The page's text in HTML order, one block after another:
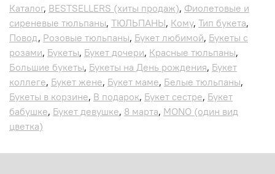
Каталог, BESTSELLERS (хиты продаж), Фиолетовые и
сиреневые тюльпаны, ТЮЛЬПАНЫ, Кому, Тип букета,
Повод, Розовые тюльпаны, Букет любимой, Букеты с
розами, Букеты, Букет дочери, Красные тюльпаны,
Большие букеты, Букеты на День рождения, Букет
коллеге, Букет жене, Букет маме, Белые тюльпаны,
Букеты в корзине, В подарок, Букет сестре, Букет
бабушке, Букет девушке, 8 марта, MONO (один вид
цветка)